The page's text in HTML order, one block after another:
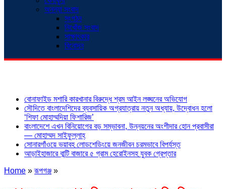
অনন্যা সংবাদ
সংগঠন
নিখোঁজ সংবাদ
সাক্ষাৎকার
বিনোদন
বোনাফাইড মশারি কারখানার বিরুদ্ধে শ্রম আইন লঙ্ঘনের অভিযোগ
সৌদিতে বাংলাদেশিদের ব্যবসায়িক অগ্রযাত্রায় নতুন অধ্যায়, উদ্বোধন হলো
‘শিফা মোহাম্মদিয়া ফিশারিজ’
বাংলাদেশে এখন বিনিয়োগের বড় সম্ভাবনা, উন্নয়নের অংশীদার হোন প্রবাসীরা
— মোহাম্মদ সাইফুল্লাহ্
সোনারগাঁওয়ে ভয়াবহ লোডশেডিংয়ে জনজীবন চরমভাবে বিপর্যস্ত
আড়াইহাজারে বান্টি বাজারে ৫ গ্রাম হেরোইনসহ যুবক গ্রেপ্তার
Home »রূপগঞ্জ »